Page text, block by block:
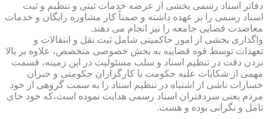
دفاتر اسناد رسمی بخشی از عرضه خدمات ثبتی و تنظیم و ثبت
اسناد رسمی را بر عهده داشته و ضمناً کار مشاوره رایگان و خدمات
معاضدت قضایی جامعه را نیز انجام می دهند.
واگذاری بخشی از امور حاکمیتی شامل ثبت نقل و انتقالات و
تعهدات توسط قوه قضاییه به بخش خصوصی متخصص، علاوه بر بالا
بردن دقت در تنظیم اسناد و سلب مسئولیت در این زمینه، قسمت
مهمی از شکایات علیه حکومت یا کارگزاران حکومتی و جبران
خسارات ناشی از اشتباه در تنظیم اسناد را به سمت گروهی از خود
مردم یعنی سردفتران اسناد رسمی هدایت نموده است،که خود جای
تامل و نگرانی بوده و هست.